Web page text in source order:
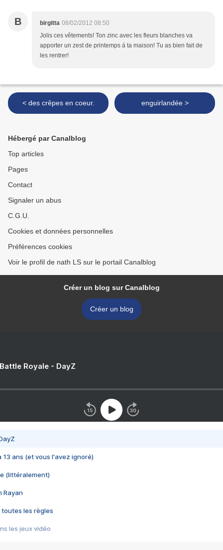
B birgitta 08/02/2012 08:50
Jolis ces vêtements! Ton zinc avec les fleurs blanches va
apporter un zest de printemps á ta maison! Tu as bien fait de
les rentrer!
< des crêpes en coeur. enguirlandée >
Hébergé par Canalblog
Top articles
Pages
Contact
Signaler un abus
C.G.U.
Cookies et données personnelles
Préférences cookies
Voir le profil de nath LS sur le portail Canalblog
Créer un blog sur Canalblog
Créer un blog
Royale - DayZ
13 ans (et vous l'avez ignoré)
(littéralement)
Rayan
toutes les règles
les jeux vidéo